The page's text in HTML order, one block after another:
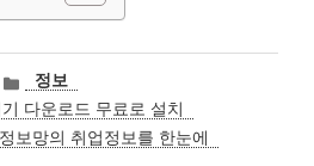
카
테
고
리
정보
다운로드 무료로 설치
보망의 취업정보를 한눈에